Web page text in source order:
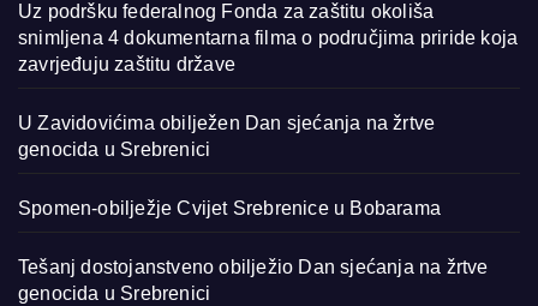
Uz podršku federalnog Fonda za zaštitu okoliša
snimljena 4 dokumentarna filma o područjima priride koja
zavrjeđuju zaštitu države
U Zavidovićima obilježen Dan sjećanja na žrtve
genocida u Srebrenici
Spomen-obilježje Cvijet Srebrenice u Bobarama
Tešanj dostojanstveno obilježio Dan sjećanja na žrtve
genocida u Srebrenici